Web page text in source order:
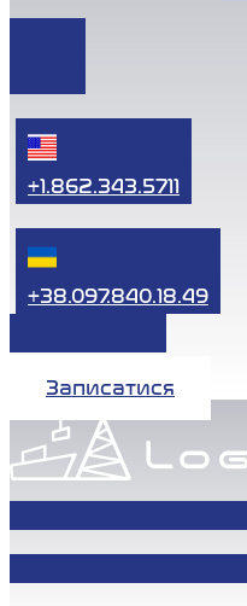
+1.862.343.5711
+38.097.840.18.49
Записатися